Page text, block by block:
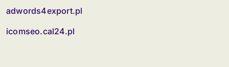
adwords4export.pl
icomseo.cal24.pl